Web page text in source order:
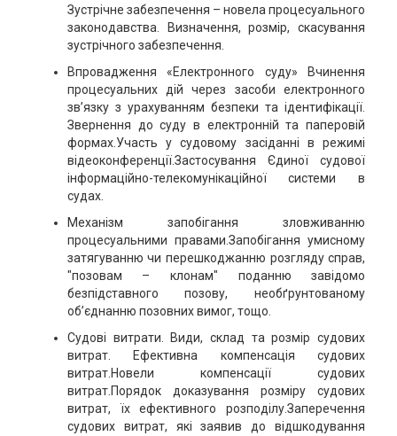
Зустрічне забезпечення – новела процесуального
законодавства. Визначення, розмір, скасування
зустрічного забезпечення.
Впровадження «Електронного суду» Вчинення
процесуальних дій через засоби електронного
зв’язку з урахуванням безпеки та ідентифікації.
Звернення до суду в електронній та паперовій
формах.Участь у судовому засіданні в режимі
відеоконференції.Застосування Єдиної судової
інформаційно-телекомунікаційної системи в
судах.
Механізм запобігання зловживанню
процесуальними правами.Запобігання умисному
затягуванню чи перешкоджанню розгляду справ,
"позовам – клонам" поданню завідомо
безпідставного позову, необґрунтованому
об’єднанню позовних вимог, тощо.
Судові витрати. Види, склад та розмір судових
витрат. Ефективна компенсація судових
витрат.Новели компенсації судових
витрат.Порядок доказування розміру судових
витрат, їх ефективного розподілу.Заперечення
судових витрат, які заявив до відшкодування